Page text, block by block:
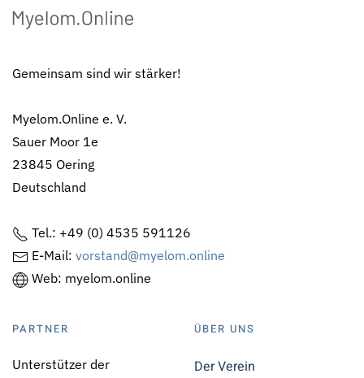
Gemeinsam sind wir stärker!
Myelom.Online e. V.
Sauer Moor 1e
23845 Oering
Deutschland
Tel.: +49 (0) 4535 591126
E-Mail: vorstand@myelom.online
Web: myelom.online
PARTNER
Unterstützer der
ÜBER UNS
Der Verein